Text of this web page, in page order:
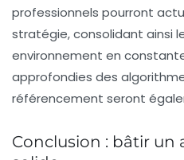
professionnels pourront
stratégie, consolidant ainsi
environnement en
approfondies des
référencement seront
Conclusion : bâtir un